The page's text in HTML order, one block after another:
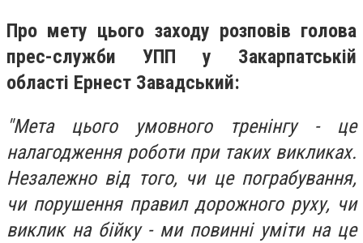
Про мету цього заходу розповів голова
прес-служби УПП у Закарпатській
області Ернест Завадський:
"Мета цього умовного тренінгу - це
налагодження роботи при таких викликах.
Незалежно від того, чи це пограбування,
чи порушення правил дорожного руху, чи
виклик на бійку - ми повинні уміти на це